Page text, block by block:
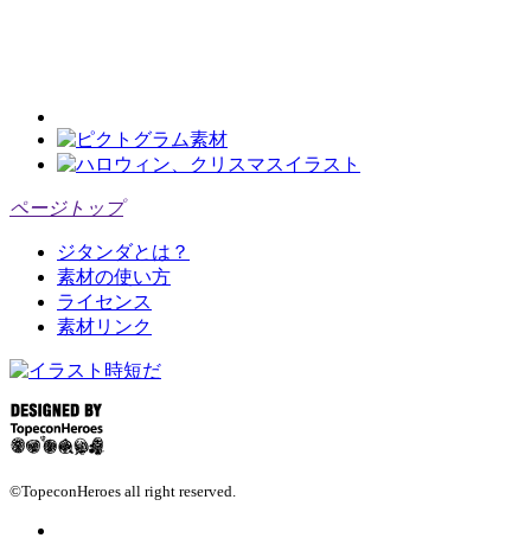
ページトップ
ジタンダとは？
素材の使い方
ライセンス
素材リンク
©TopeconHeroes all right reserved.